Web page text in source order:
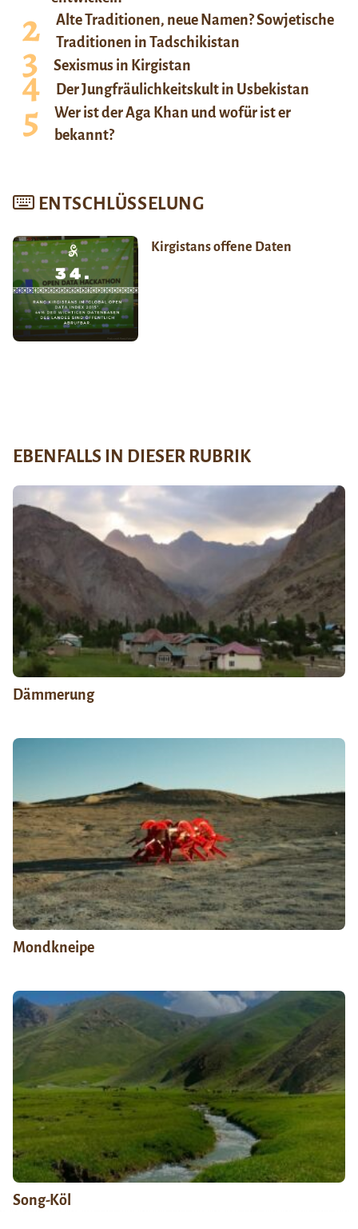
Alte Traditionen, neue Namen? Sowjetische
Traditionen in Tadschikistan
Sexismus in Kirgistan
Der Jungfräulichkeitskult in Usbekistan
Wer ist der Aga Khan und wofür ist er
bekannt?
ENTSCHLÜSSELUNG
Kirgistans offene Daten
EBENFALLS IN DIESER RUBRIK
Dämmerung
Mondkneipe
Song-Köl